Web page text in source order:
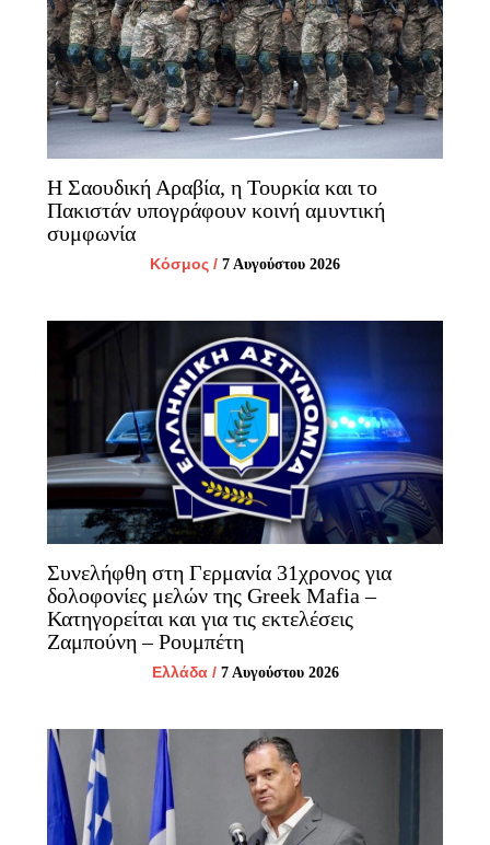
Η Σαουδική Αραβία, η Τουρκία και το
Πακιστάν υπογράφουν κοινή αμυντική
συμφωνία
Κόσμος / 7 Αυγούστου 2026
Συνελήφθη στη Γερμανία 31χρονος για
δολοφονίες μελών της Greek Mafia –
Κατηγορείται και για τις εκτελέσεις
Ζαμπούνη – Ρουμπέτη
Ελλάδα/ 7 Αυγούστου 2026